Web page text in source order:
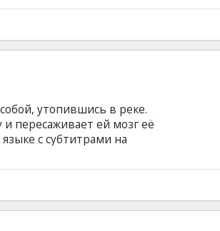
настоящим супергероем по
с преступностью.
объявляется и
на латышском и
утопившись в реке.
пересаживает ей мозг её
с субтитрами на